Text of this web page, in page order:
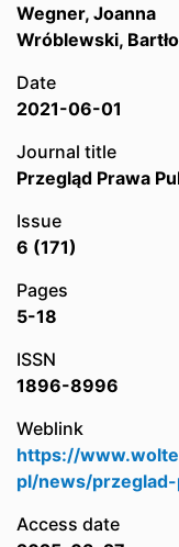
Wegner, Joanna
Wróblewski,
Date
2021-06-01
Journal title
Przegląd Prawa
Issue
6 (171)
Pages
5-18
ISSN
1896-8996
Weblink
https://
pl/news/
Access date